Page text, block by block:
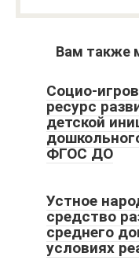
Вам также
Социо-
ресурс
детской
ФГОС ДО
Устное
средство
среднего
условиях